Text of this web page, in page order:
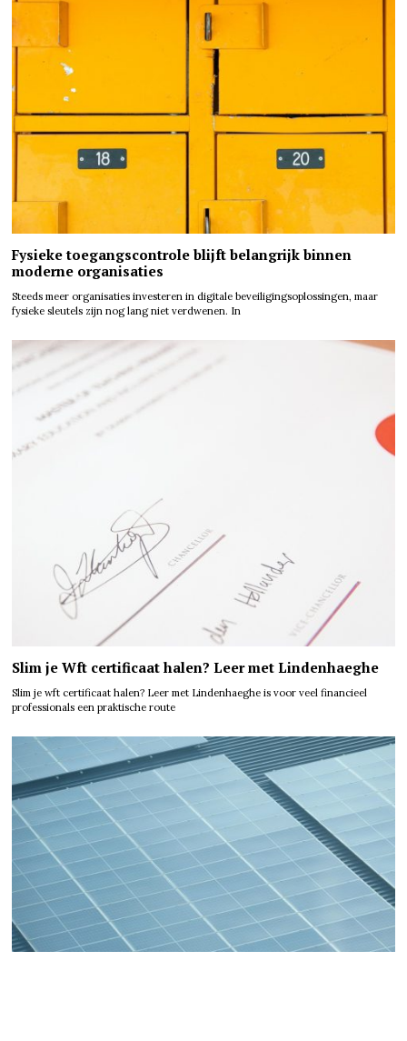
Fysieke toegangscontrole blijft belangrijk binnen
moderne organisaties
Steeds meer organisaties investeren in digitale beveiligingsoplossingen, maar
fysieke sleutels zijn nog lang niet verdwenen. In
Slim je Wft certificaat halen? Leer met Lindenhaeghe
Slim je wft certificaat halen? Leer met Lindenhaeghe is voor veel financieel
professionals een praktische route